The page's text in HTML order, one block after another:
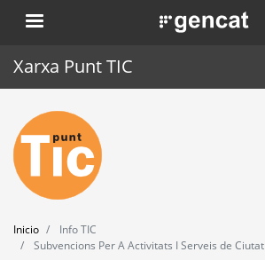
Pasar
al
. Obre en una
Xarxa Punt TIC
Inicio
Punt TIC
Actualidad
Agenda
Inicio
Info TIC
Subvencions Per A Activitats I Serveis de